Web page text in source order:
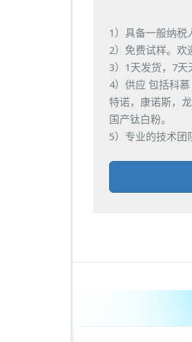
1）具备一般纳税
2）免费试样。欢
3）1天发货，7
4）供应 包括科
特诺，康诺斯，
国产钛白粉。
5）专业的技术团